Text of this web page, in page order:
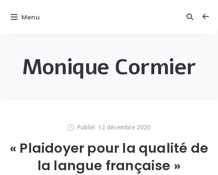
Monique Cormier
Publié: 12 décembre 2020
« Plaidoyer pour la qualité de
la langue française »
Menu